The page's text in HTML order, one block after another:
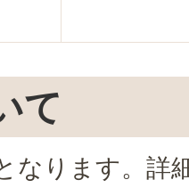
て
なります。詳